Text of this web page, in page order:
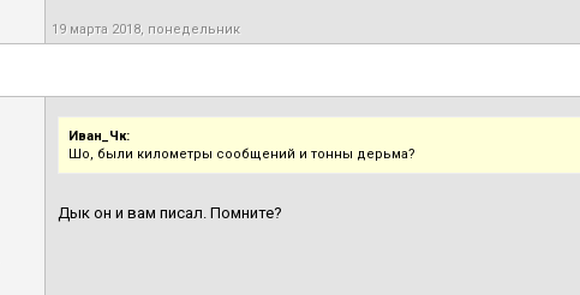
19 марта 2018, понедельник
Иван_Чк:
Шо, были километры сообщений и тонны дерьма?
Дык он и вам писал. Помните?